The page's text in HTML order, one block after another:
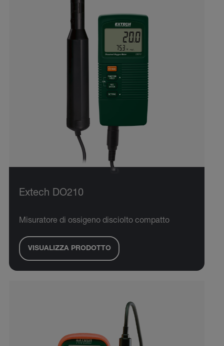
Extech DO210
Misuratore di ossigeno disciolto compatto
VISUALIZZA PRODOTTO